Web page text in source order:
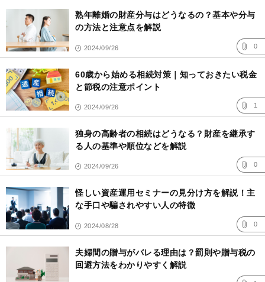
熟年離婚の財産分与はどうなるの？基本や分与
の方法と注意点を解説
2024/09/26 0
60歳から始める相続対策｜知っておきたい税金
と節税の注意ポイント
2024/09/26 1
独身の高齢者の相続はどうなる？財産を継承す
る人の基準や順位などを解説
2024/09/26 0
怪しい資産運用セミナーの見分け方を解説！主
な手口や騙されやすい人の特徴
2024/08/28 0
夫婦間の贈与がバレる理由は？罰則や贈与税の
回避方法をわかりやすく解説